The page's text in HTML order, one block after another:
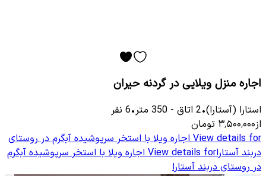
اجاره منزل ویلایی در گردنه حیران
استارا (آستارا)•
2 اتاق -
350 متر•
6 نفر
از۳٬۵۰۰٬۰۰۰ تومان
View details for اجاره ویلا با استخر سرپوشیده آبگرم در روستای
دربند آستاراView details for اجاره ویلا با استخر سرپوشیده آبگرم
در روستای دربند آستارا